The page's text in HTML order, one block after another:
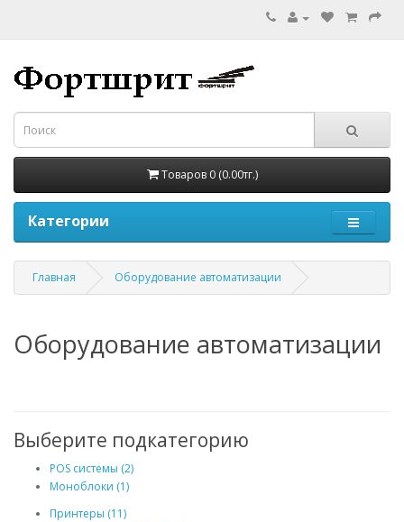
Товаров 0 (0.00тг.)
Категории
Главная Оборудование автоматизации
Оборудование автоматизации
Выберите подкатегорию
POS системы (2)
Моноблоки (1)
Принтеры (11)